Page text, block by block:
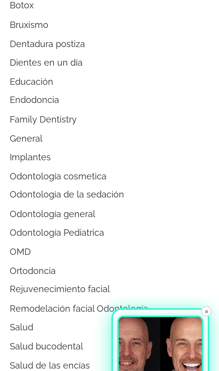
Botox
Bruxismo
Dentadura postiza
Dientes en un día
Educación
Endodoncia
Family Dentistry
General
Implantes
Odontología cosmetica
Odontología de la sedación
Odontología general
Odontología Pediatrica
OMD
Ortodoncia
Rejuvenecimiento facial
Remodelación facial Odontología
Salud
Salud bucodental
Salud de las encías
×